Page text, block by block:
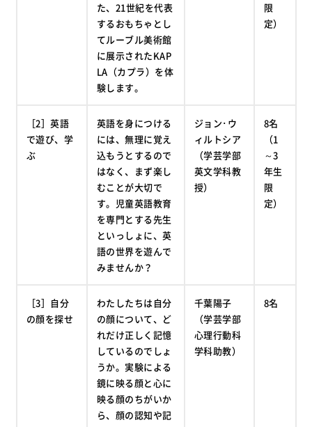
た、21世紀を代表
するおもちゃとし
てルーブル美術館
に展示されたKAP
LA（カプラ）を体
験します。
限
定）
［2］英語
で遊び、学
ぶ
英語を身につける
には、無理に覚え
込もうとするので
はなく、まず楽し
むことが大切で
す。児童英語教育
を専門とする先生
といっしょに、英
語の世界を遊んで
みませんか？
ジョン･ウ
ィルトシア
（学芸学部
英文学科教
授）
8名
（1
～3
年生
限
定）
［3］自分
の顔を探せ
わたしたちは自分
の顔について、ど
れだけ正しく記憶
しているのでしょ
うか。実験による
鏡に映る顔と心に
映る顔のちがいか
ら、顔の認知や記
千葉陽子
（学芸学部
心理行動科
学科助教）
8名